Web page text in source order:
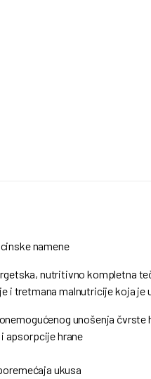
namene
nutritivno kompletna
i tretmana malnutricije koja
unošenja čvrste
apsorpcije hrane
ukusa